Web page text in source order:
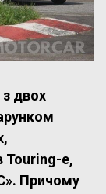
двох
Touring-е,
Причому